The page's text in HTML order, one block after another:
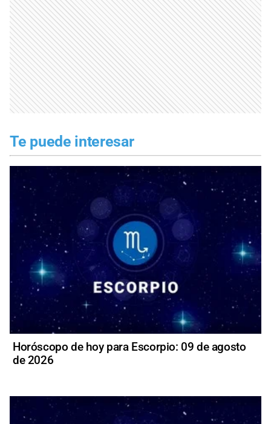
Te puede interesar
Horóscopo de hoy para Escorpio: 09 de agosto
de 2026